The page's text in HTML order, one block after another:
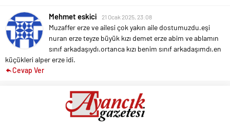
Mehmet eskici 21 Ocak 2025, 23:08
Muzaffer erze ve ailesi çok yakın aile dostumuzdu.eşi
nuran erze teyze büyük kızı demet erze abim ve ablamın
sınıf arkadaşıydı.ortanca kızı benim sınıf arkadaşımdı.en
küçükleri alper erze idi.
Cevap Ver